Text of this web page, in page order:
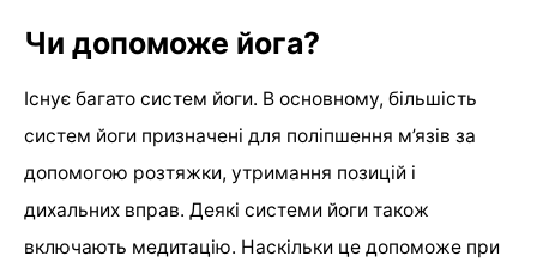
Чи допоможе йога?
Існує багато систем йоги. В основному, більшість
систем йоги призначені для поліпшення м’язів за
допомогою розтяжки, утримання позицій і
дихальних вправ. Деякі системи йоги також
включають медитацію. Наскільки це допоможе при